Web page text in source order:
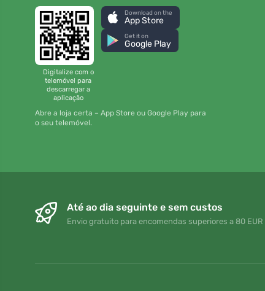
Digitalize com o
telemóvel para
descarregar a
aplicação
Download on the
App Store
Get it on
Google Play
Abre a loja certa – App Store ou Google Play para
o seu telemóvel.
Até ao dia seguinte e sem custos
Envio gratuito para encomendas superiores a 80 EUR